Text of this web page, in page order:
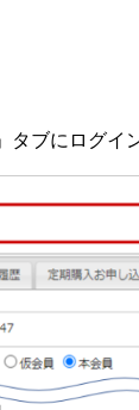
ブにログイ